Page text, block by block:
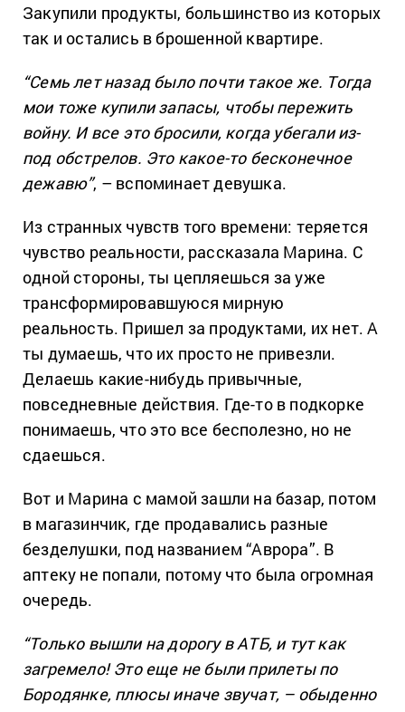
Закупили продукты, большинство из которых
так и остались в брошенной квартире.
“Семь лет назад было почти такое же. Тогда
мои тоже купили запасы, чтобы пережить
войну. И все это бросили, когда убегали из-
под обстрелов. Это какое-то бесконечное
дежавю”, – вспоминает девушка.
Из странных чувств того времени: теряется
чувство реальности, рассказала Марина. С
одной стороны, ты цепляешься за уже
трансформировавшуюся мирную
реальность. Пришел за продуктами, их нет. А
ты думаешь, что их просто не привезли.
Делаешь какие-нибудь привычные,
повседневные действия. Где-то в подкорке
понимаешь, что это все бесполезно, но не
сдаешься.
Вот и Марина с мамой зашли на базар, потом
в магазинчик, где продавались разные
безделушки, под названием “Аврора”. В
аптеку не попали, потому что была огромная
очередь.
“Только вышли на дорогу в АТБ, и тут как
загремело! Это еще не были прилеты по
Бородянке, плюсы иначе звучат, – обыденно